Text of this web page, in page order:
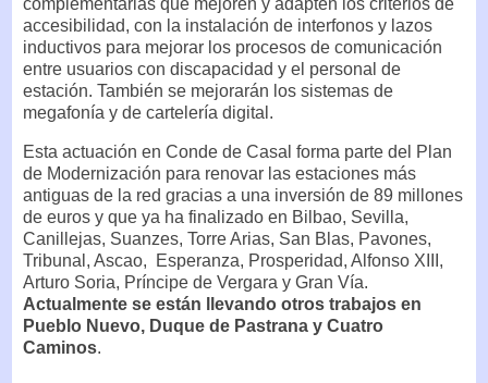
accesibilidad, con la instalación de interfonos y lazos
inductivos para mejorar los procesos de comunicación
entre usuarios con discapacidad y el personal de
estación. También se mejorarán los sistemas de
megafonía y de cartelería digital.
Esta actuación en Conde de Casal forma parte del Plan
de Modernización para renovar las estaciones más
antiguas de la red gracias a una inversión de 89 millones
de euros y que ya ha finalizado en Bilbao, Sevilla,
Canillejas, Suanzes, Torre Arias, San Blas, Pavones,
Tribunal, Ascao, Esperanza, Prosperidad, Alfonso XIII,
Arturo Soria, Príncipe de Vergara y Gran Vía.
Actualmente se están llevando otros trabajos en
Pueblo Nuevo, Duque de Pastrana y Cuatro
Caminos.